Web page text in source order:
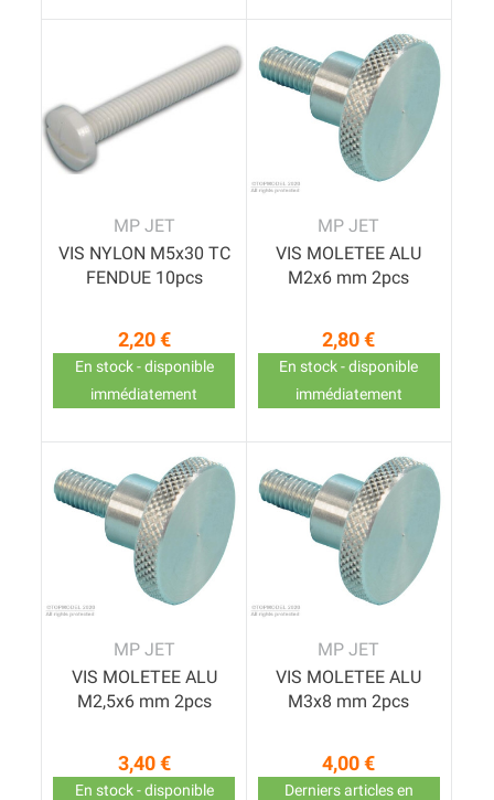
MP JET
VIS NYLON M5x30 TC
FENDUE 10pcs
Prix
2,20 €
En stock - disponible
immédiatement
MP JET
VIS MOLETEE ALU
M2x6 mm 2pcs
Prix
2,80 €
En stock - disponible
immédiatement
MP JET
VIS MOLETEE ALU
M2,5x6 mm 2pcs
Prix
3,40 €
En stock - disponible
MP JET
VIS MOLETEE ALU
M3x8 mm 2pcs
Prix
4,00 €
Derniers articles en